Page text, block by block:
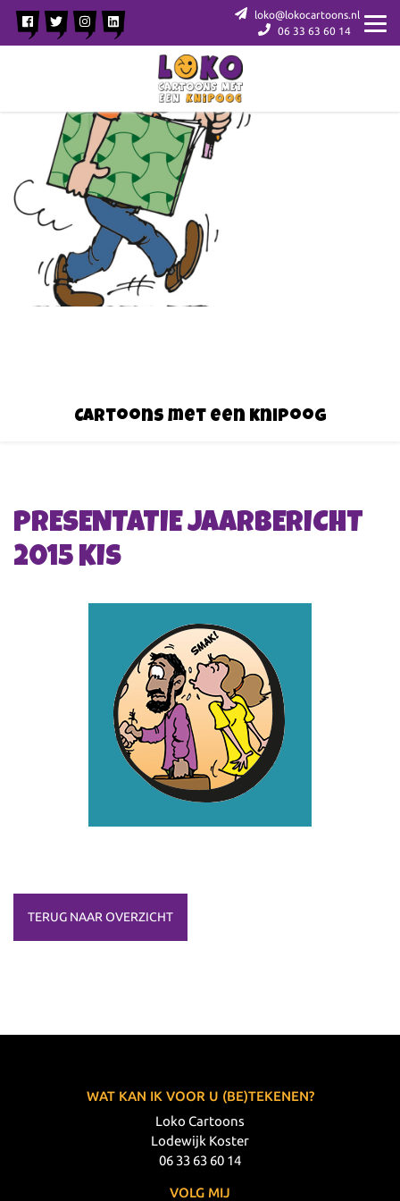
loko@lokocartoons.nl
06 33 63 60 14
Cartoons met een knipoog
PRESENTATIE JAARBERICHT
2015 KIS
TERUG NAAR OVERZICHT
WAT KAN IK VOOR U (BE)TEKENEN?
Loko Cartoons
Lodewijk Koster
06 33 63 60 14
VOLG MIJ